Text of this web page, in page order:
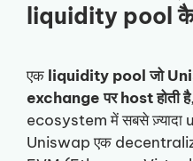
liquidity pool
एक liquidity pool जो
exchange पर host होती है
ecosystem में सबसे ज़्यादा
Uniswap एक